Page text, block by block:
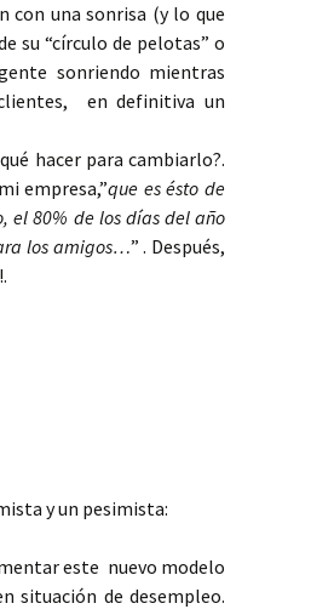
con una sonrisa (y lo que
su “círculo de pelotas” o
sonriendo mientras
en definitiva un
hacer para cambiarlo?.
empresa,”que es ésto de
el 80% de los días del año
los amigos…” . Después,
y un pesimista:
este nuevo modelo
situación de desempleo.